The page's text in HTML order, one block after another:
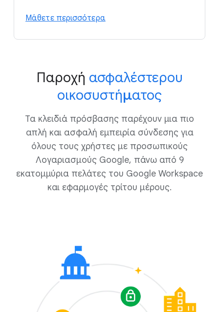
Μάθετε περισσότερα
Παροχή ασφαλέστερου
οικοσυστήματος
Τα κλειδιά πρόσβασης παρέχουν μια πιο
απλή και ασφαλή εμπειρία σύνδεσης για
όλους τους χρήστες με προσωπικούς
Λογαριασμούς Google, πάνω από 9
εκατομμύρια πελάτες του Google Workspace
και εφαρμογές τρίτου μέρους.